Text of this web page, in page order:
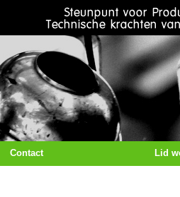
Contact Lid